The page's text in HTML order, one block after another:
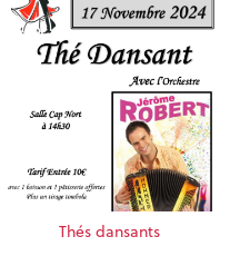
Thés dansants